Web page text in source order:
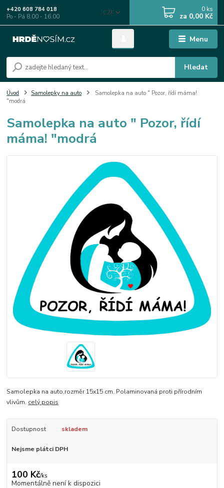
Menu
CZK
Hledat
+420 608 784 018
Po - Pá 8.00 - 16.00
0 ks
za 0,00 Kč
Úvod Samolepky na auto
Samolepka na auto " Pozor, řídí máma!
"modrá
Samolepka na auto " Pozor, řídí
máma! "modrá
Samolepka na auto,rozměr 15x15 cm. Polaminovaná proti přírodním
vlivům. celý popis
Dostupnost skladem
Nejsme plátci DPH
100 Kč/ks
Momentálně není k dispozici